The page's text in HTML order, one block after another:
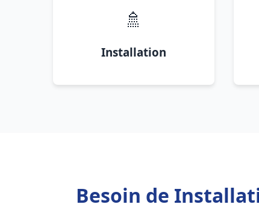
🚿
Installation
Besoin de